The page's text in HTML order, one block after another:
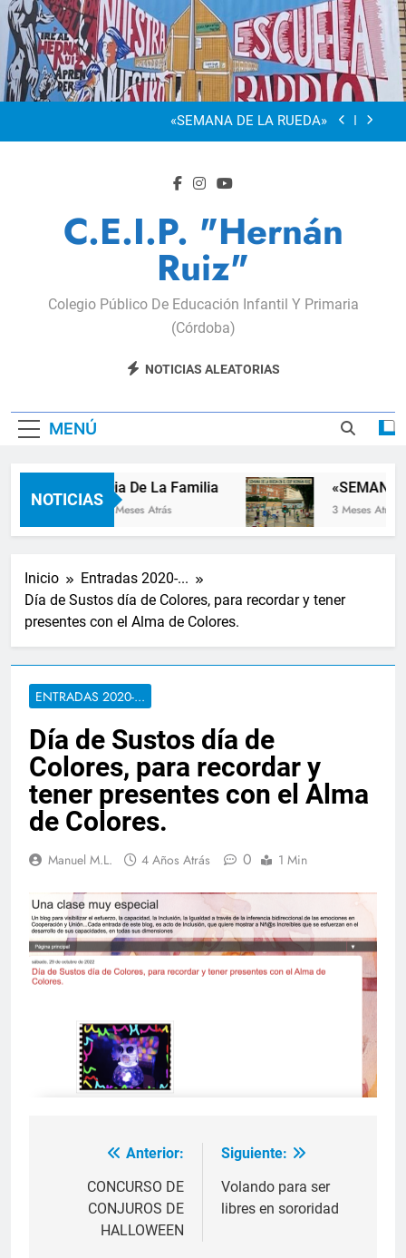
Saltar
al
contenido
“Visibles Sí”
Dia De La Familia
«SEMANA DE LA RUEDA»
Dia De La Familia
«SEMANA DE LA RUEDA»
Apadrinamiento Lector 2026
C.E.I.P. "Hernán
Ruiz"
Colegio Público De Educación Infantil Y Primaria
(Córdoba)
NOTICIAS ALEATORIAS
MENÚ
NOTICIAS
Dia De La Familia
2 Meses Atrás
«SEMANA
3 Meses Atrás
Inicio
Entradas 2020-...
Día de Sustos día de Colores, para recordar y tener
presentes con el Alma de Colores.
ENTRADAS 2020-...
Día de Sustos día de
Colores, para recordar y
tener presentes con el Alma
de Colores.
Manuel M.L. 4 Años Atrás 0 1 Min
Navegación
entradas
Anterior:
CONCURSO DE
CONJUROS DE
HALLOWEEN
Siguiente:
Volando para ser
libres en sororidad